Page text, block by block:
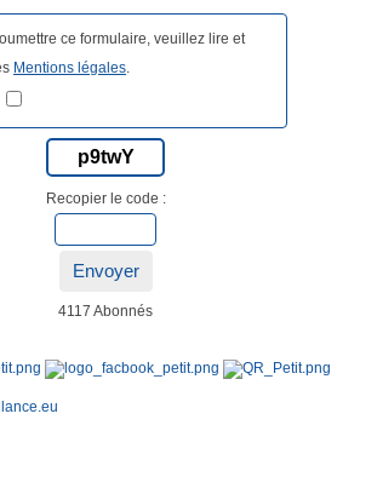
ce formulaire, veuillez lire et
Mentions légales.
p9twY
Recopier le code :
Envoyer
4117 Abonnés